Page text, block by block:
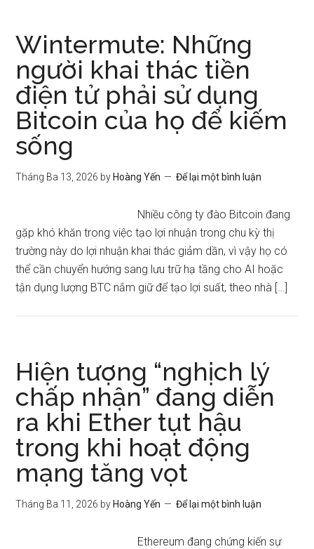
Wintermute: Những
người khai thác tiền
điện tử phải sử dụng
Bitcoin của họ để kiếm
sống
Tháng Ba 13, 2026 by Hoàng Yến Để lại một bình luận
Nhiều công ty đào Bitcoin đang
gặp khó khăn trong việc tạo lợi nhuận trong chu kỳ thị
trường này do lợi nhuận khai thác giảm dần, vì vậy họ có
thể cần chuyển hướng sang lưu trữ hạ tầng cho AI hoặc
tận dụng lượng BTC nắm giữ để tạo lợi suất, theo nhà […]
Hiện tượng “nghịch lý
chấp nhận” đang diễn
ra khi Ether tụt hậu
trong khi hoạt động
mạng tăng vọt
Tháng Ba 11, 2026 by Hoàng Yến Để lại một bình luận
Ethereum đang chứng kiến ​​sự